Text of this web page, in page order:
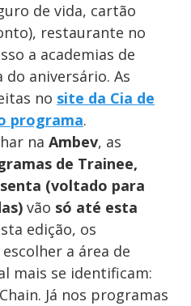
de vida, cartão
restaurante no
a academias de
aniversário. As
no site da Cia de
programa.
na Ambev, as
de Trainee,
(voltado para
vão só até esta
edição, os
a área de
mais se identificam:
Já nos programas